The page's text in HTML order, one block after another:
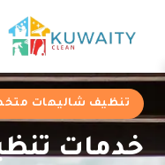
تنظيف شاليهات
خدمات